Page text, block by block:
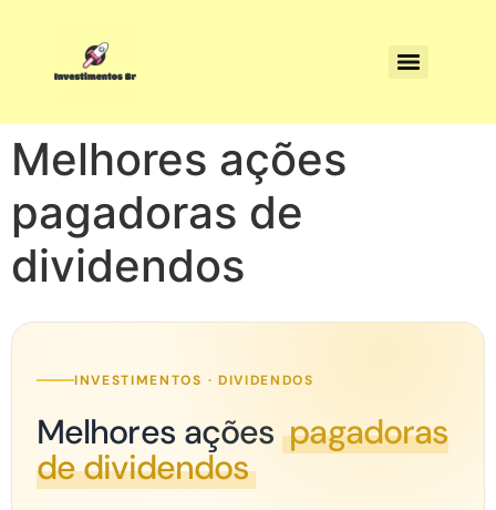
Melhores ações
pagadoras de
dividendos
INVESTIMENTOS · DIVIDENDOS
Melhores açõespagadoras
de dividendos